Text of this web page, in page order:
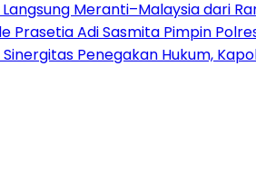
Meranti–Malaysia dari
Prasetia Adi Sasmita Pimpin
Penegakan Hukum,